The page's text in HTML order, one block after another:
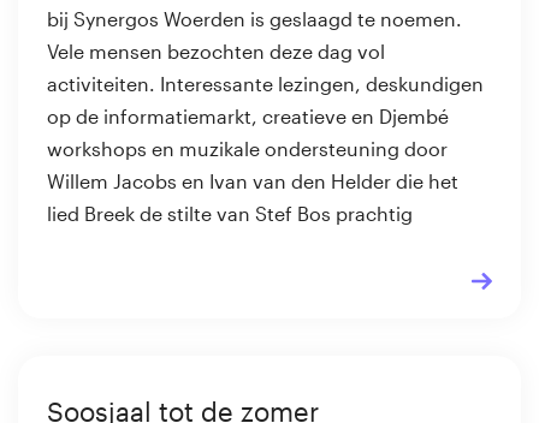
bij Synergos Woerden is geslaagd te noemen.
Vele mensen bezochten deze dag vol
activiteiten. Interessante lezingen, deskundigen
op de informatiemarkt, creatieve en Djembé
workshops en muzikale ondersteuning door
Willem Jacobs en Ivan van den Helder die het
lied Breek de stilte van Stef Bos prachtig
Soosjaal tot de zomer